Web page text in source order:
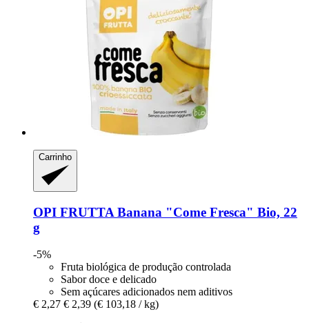
Carrinho
OPI FRUTTA Banana "Come Fresca" Bio, 22
g
-5%
Fruta biológica de produção controlada
Sabor doce e delicado
Sem açúcares adicionados nem aditivos
€ 2,27 € 2,39 (€ 103,18 / kg)